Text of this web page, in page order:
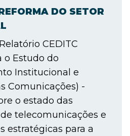
DO SETOR
CEDITC
o Estudo do
Institucional e
Comunicações) -
o estado das
telecomunicações e
estratégicas para a